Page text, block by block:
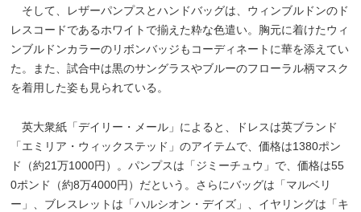
そして、レザーパンプスとハンドバッグは、ウィンブルドンのド
レスコードであるホワイトで揃えた粋な色遣い。胸元に着けたウィ
ンブルドンカラーのリボンバッジもコーディネートに華を添えてい
た。また、試合中は黒のサングラスやブルーのフローラル柄マスク
を着用した姿も見られている。
英大衆紙「デイリー・メール」によると、ドレスは英ブランド
「エミリア・ウィックステッド」のアイテムで、価格は1380ポン
ド（約21万1000円）。パンプスは「ジミーチュウ」で、価格は55
0ポンド（約8万4000円）だという。さらにバッグは「マルベリ
ー」、ブレスレットは「ハルシオン・デイズ」、イヤリングは「キ